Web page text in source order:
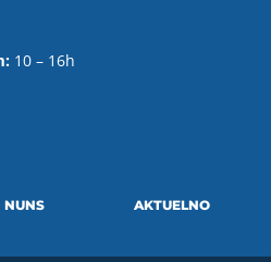
10 – 16h
NUNS AKTUELNO